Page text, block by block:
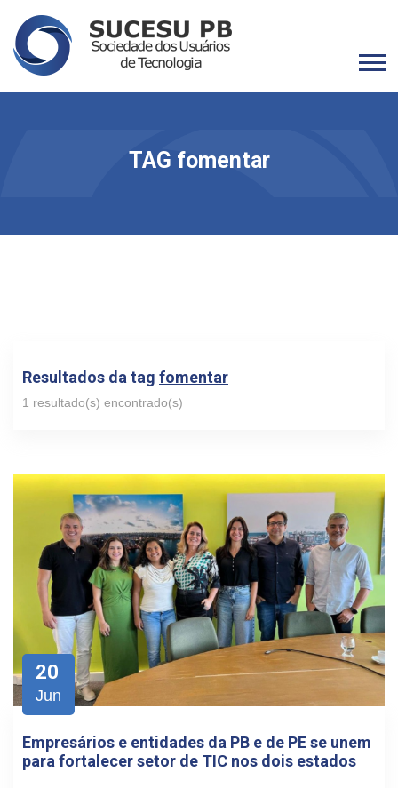
TAG fomentar
Resultados da tag fomentar
1 resultado(s) encontrado(s)
20
Jun
Empresários e entidades da PB e de PE se unem
para fortalecer setor de TIC nos dois estados